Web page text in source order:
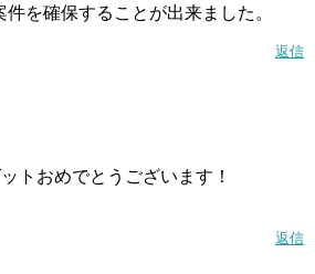
を確保することが出来ました。
返信
トおめでとうございます！
返信